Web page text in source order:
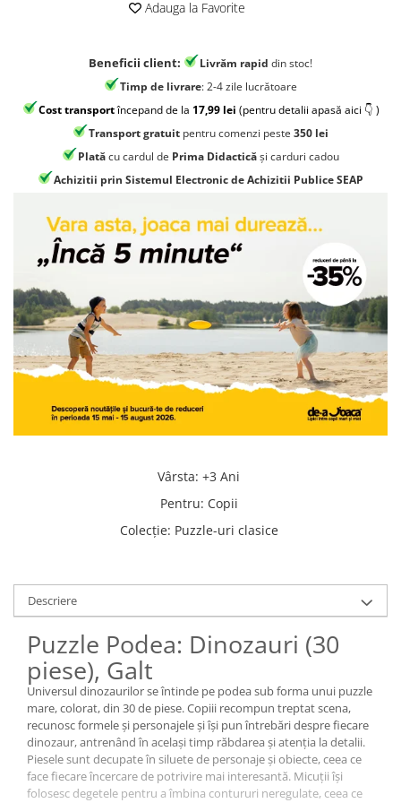
Jocuri Origami
Jocuri si jucarii educative
Jocuri STEAM
Jucarii interactive
Jucarii muzicale
Masinute si trenulete
Roboti de jucarie
Adauga la Favorite
Beneficii client: Livrăm rapid din stoc!
Timp de livrare: 2-4 zile lucrătoare
Cost transportîncepand de la 17,99 lei (pentru detalii apasă aici 👇 )
Transport gratuit pentru comenzi peste 350 lei
Platăcu cardul de Prima Didacticăși carduri cadou
Achizitii prin Sistemul Electronic de Achizitii Publice SEAP
Vârsta: +3 Ani
Pentru: Copii
Colecţie: Puzzle-uri clasice
Descriere
Puzzle Podea: Dinozauri (30
piese), Galt
Universul dinozaurilor se întinde pe podea sub forma unui puzzle
mare, colorat, din 30 de piese. Copiii recompun treptat scena,
recunosc formele și personajele și își pun întrebări despre fiecare
dinozaur, antrenând în același timp răbdarea și atenția la detalii.
Piesele sunt decupate în siluete de personaje și obiecte, ceea ce
face fiecare încercare de potrivire mai interesantă. Micuții își
folosesc degetele pentru a îmbina contururi neregulate, ceea ce